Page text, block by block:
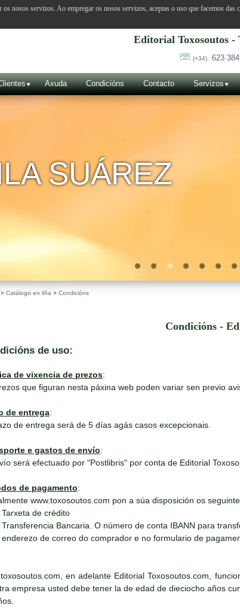
Editorial Toxosoutos -
(+34) 623
Axuda Condicións Contacto Servizos
SUÁREZ
> Catálogo en liña > Condicións
Condicións -
de uso:
de vixencia de prezos:
que figuran nesta páxina web poden variar sen previo
de entrega:
de entrega será de 5 días agás casos excepcionais.
e gastos de envío:
será efectuado por "Postlibris" por conta de Editorial
de pagamento:
www.toxosoutos.com pon a súa disposición os
Tarxeta de crédito
Transferencia Bancaria. O número de conta IBANN para
enderezo de correo do comprador e no formulario de
en adelante Editorial Toxosoutos.com,
empresa usted debe tener la de edad de dieciocho años
nosos servizos. Ao empregar os nosos servizos, aceptas o uso que facemos das